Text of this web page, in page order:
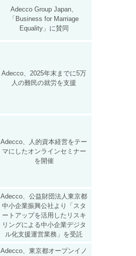
Adecco Group Japan、
「Business for Marriage
Equality」に賛同
Adecco、2025年末までに5万
人の難民の就労を支援
Adecco、人的資本経営をテー
マにしたオンラインセミナー
を開催
Adecco、公益財団法人東京都
中小企業振興公社より「スタ
ートアップを活用したリスキ
リングによる中小企業デジタ
ル化支援運営業務」を受託
Adecco、東京都オープンイノ